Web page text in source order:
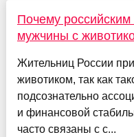
Почему
мужчины с
Жительниц России
животиком, так как
подсознательно
и финансовой
часто связаны с с...